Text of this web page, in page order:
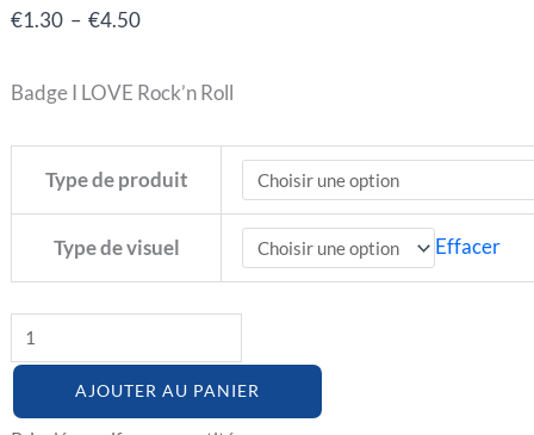
€1.30 – €4.50
Badge I LOVE Rock’n Roll
Type de produit
Type de visuel Effacer
Rock'n
Roll
AJOUTER AU PANIER